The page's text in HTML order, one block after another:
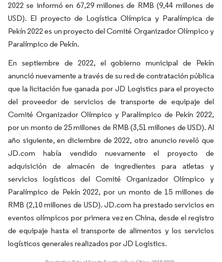
2022 se informó en 67,29 millones de RMB (9,44 millones de
USD). El proyecto de Logística Olímpica y Paralímpica de
Pekín 2022 es un proyecto del Comité Organizador Olímpico y
Paralímpico de Pekín.
En septiembre de 2022, el gobierno municipal de Pekín
anunció nuevamente a través de su red de contratación pública
que la licitación fue ganada por JD Logistics para el proyecto
del proveedor de servicios de transporte de equipaje del
Comité Organizador Olímpico y Paralímpico de Pekín 2022,
por un monto de 25 millones de RMB (3,51 millones de USD). Al
año siguiente, en diciembre de 2022, otro anuncio reveló que
JD.com había vendido nuevamente el proyecto de
adquisición de almacén de ingredientes para atletas y
servicios logísticos del Comité Organizador Olímpico y
Paralímpico de Pekín 2022, por un monto de 15 millones de
RMB (2,10 millones de USD). JD.com ha prestado servicios en
eventos olímpicos por primera vez en China, desde el registro
de equipaje hasta el transporte de alimentos y los servicios
logísticos generales realizados por JD Logistics.